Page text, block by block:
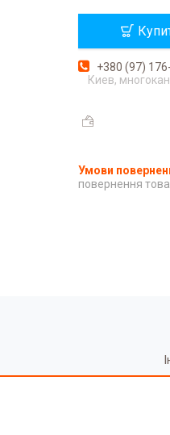
+380 (97)
Киев,
повернення